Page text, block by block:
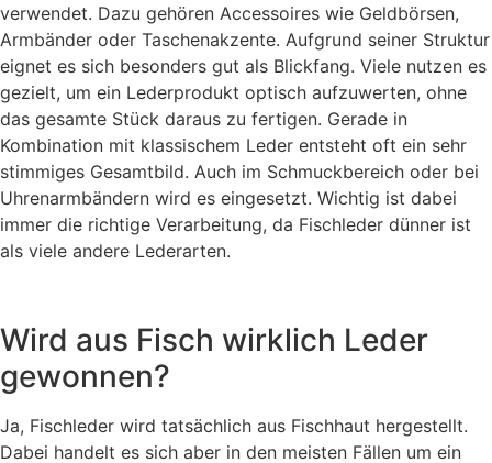
verwendet. Dazu gehören Accessoires wie Geldbörsen,
Armbänder oder Taschenakzente. Aufgrund seiner Struktur
eignet es sich besonders gut als Blickfang. Viele nutzen es
gezielt, um ein Lederprodukt optisch aufzuwerten, ohne
das gesamte Stück daraus zu fertigen. Gerade in
Kombination mit klassischem Leder entsteht oft ein sehr
stimmiges Gesamtbild. Auch im Schmuckbereich oder bei
Uhrenarmbändern wird es eingesetzt. Wichtig ist dabei
immer die richtige Verarbeitung, da Fischleder dünner ist
als viele andere Lederarten.
Wird aus Fisch wirklich Leder
gewonnen?
Ja, Fischleder wird tatsächlich aus Fischhaut hergestellt.
Dabei handelt es sich aber in den meisten Fällen um ein